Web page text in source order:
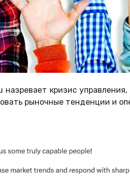
назревает кризис
рыночные тенденции и